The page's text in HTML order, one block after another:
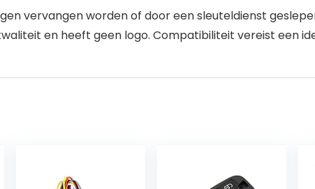
vervangen worden of door een sleuteldienst
en heeft geen logo. Compatibiliteit vereist een